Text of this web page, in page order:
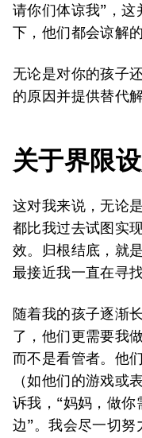
请你们体谅我”，
下，他们都会谅解的
无论是对你的孩子
的原因并提供替代
关于界限
这对我来说，无论
都比我过去试图实
效。归根结底，就
最接近我一直在寻
随着我的孩子逐渐
了，他们更需要我
而不是看管者。他
（如他们的游戏或
诉我，“妈妈，做
边”。我会尽一切努